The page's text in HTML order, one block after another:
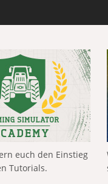
euch den Einstieg
Tutorials.